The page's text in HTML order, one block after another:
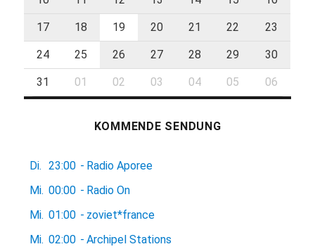
17 18 19 20 21 22 23
24 25 26 27 28 29 30
31 01 02 03 04 05 06
KOMMENDE SENDUNG
Di. 23:00 - Radio Aporee
Mi. 00:00 - Radio On
Mi. 01:00 - zoviet*france
Mi. 02:00 - Archipel Stations